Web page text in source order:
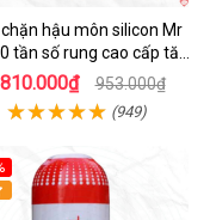
chặn hậu môn silicon Mr
tần số rung cao cấp tăng
khoái cảm
810.000₫ 953.000₫
(949)